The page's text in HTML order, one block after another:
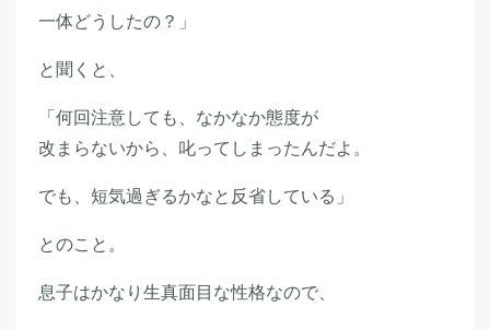
一体どうしたの？」
と聞くと、
「何回注意しても、なかなか態度が
改まらないから、叱ってしまったんだよ。
でも、短気過ぎるかなと反省している」
とのこと。
息子はかなり生真面目な性格なので、